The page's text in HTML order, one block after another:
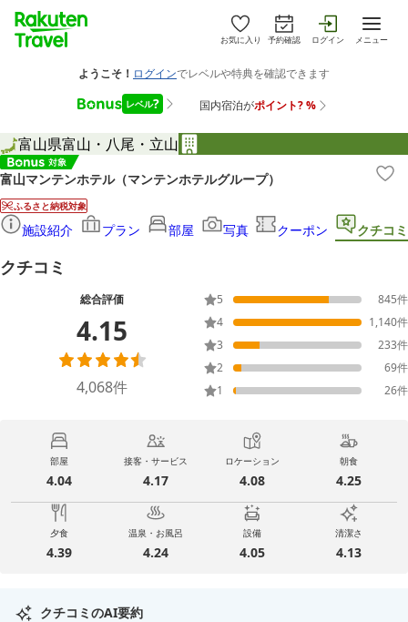
お気に入り 予約確認 ログイン メニュー
富山県富山・八尾・立山
富山マンテンホテル（マンテンホテルグループ）
ふるさと納税対象
施設紹介 プラン 部屋 写真 クーポン クチコミ
クチコミ
総合評価
4.15
4,068件
5 845件
4
1,140件
3
233件
2
69件
1
26件
部屋
4.04
接客・サービス
4.17
ロケーション
4.08
朝食
4.25
夕食
4.39
温泉・お風呂
4.24
設備
4.05
清潔さ
4.13
クチコミのAI要約